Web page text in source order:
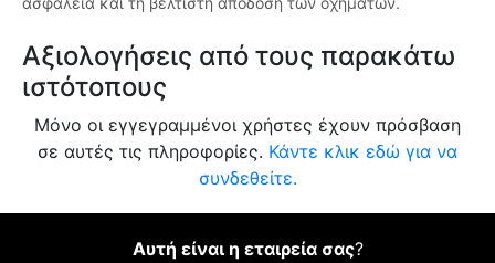
Αξιολογήσεις από τους παρακάτω
ιστότοπους
Μόνο οι εγγεγραμμένοι χρήστες έχουν πρόσβαση
σε αυτές τις πληροφορίες. Κάντε κλικ εδώ για να
συνδεθείτε.
Αυτή είναι η εταιρεία σας?